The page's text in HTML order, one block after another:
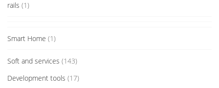
rails (1)
Smart Home (1)
Soft and services (143)
Development tools (17)